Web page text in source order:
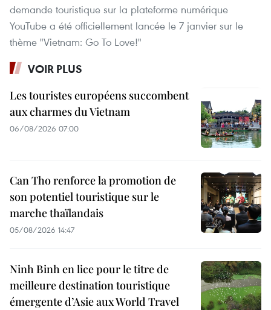
demande touristique sur la plateforme numérique
YouTube a été officiellement lancée le 7 janvier sur le
thème "Vietnam: Go To Love!"
VOIR PLUS
Les touristes européens succombent
aux charmes du Vietnam
06/08/2026 07:00
Can Tho renforce la promotion de
son potentiel touristique sur le
marche thaïlandais
05/08/2026 14:47
Ninh Binh en lice pour le titre de
meilleure destination touristique
émergente d’Asie aux World Travel